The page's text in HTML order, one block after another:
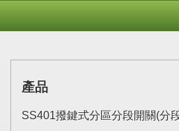
產品
SS401撥鍵式分區分段開關(分